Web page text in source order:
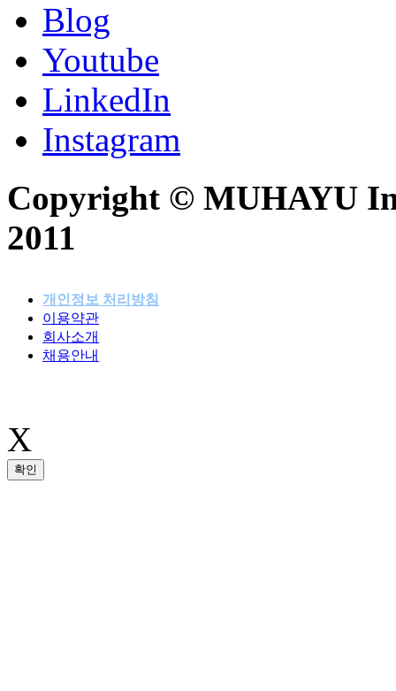
Blog
Youtube
LinkedIn
Instagram
Copyright © MUHAYU
2011
개인정보 처리방침
이용약관
회사소개
채용안내
X
확인